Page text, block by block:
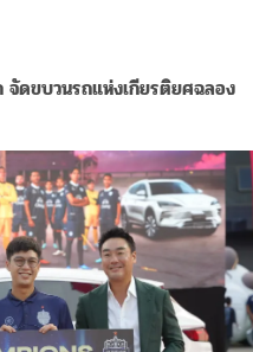
ดขบวนรถแห่งเกียรติยศฉลอง